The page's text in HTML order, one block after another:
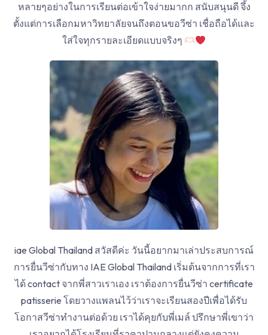
หลายๆอย่างในการเรียนต่อเข้าใจง่ายมากก สนับสนุนดี จึ้ง
ตั้งแต่การเลือกมหาวิทยาลัยจนถึงตอนขอวีซ่า เชื่อถือได้และ
ใส่ใจทุกรายละเอียดแบบจริงๆ
iae Global Thailand สวัสดีค่ะ วันนี้อยากมาเล่าประสบการณ์
การยื่นวีซ่ากับทาง IAE Global Thailand เริ่มต้นจากการที่เรา
ได้ contact จากพี่สาวเราเอง เราต้องการยื่นวีซ่า certificate
patisserie โดยวางแพลนไว้ว่าเราจะเรียนสองปีเพื่อได้รับ
โอกาสวีซ่าทำงานต่อด้วย เราได้คุยกับพี่เมล์ ปรึกษาพี่เขาว่า